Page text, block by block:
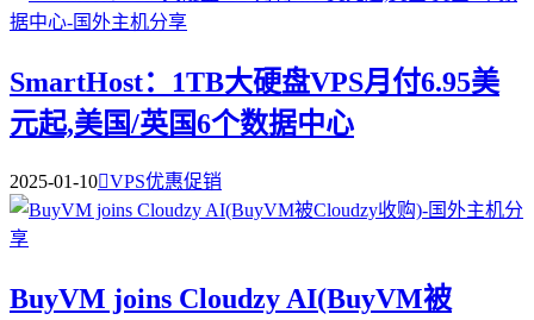
SmartHost：1TB大硬盘VPS月付6.95美
元起,美国/英国6个数据中心
2025-01-10VPS优惠促销
BuyVM joins Cloudzy AI(BuyVM被